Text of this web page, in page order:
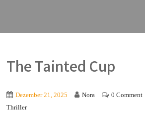
The Tainted Cup
Dezember 21, 2025 Nora 0 Comment
Thriller